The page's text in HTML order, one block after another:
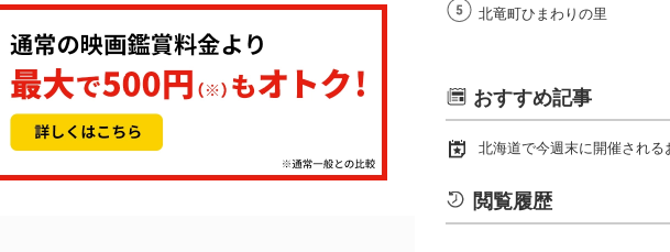
北竜町ひまわりの里
おすすめ記事
北海道で今週末に開催される
閲覧履歴